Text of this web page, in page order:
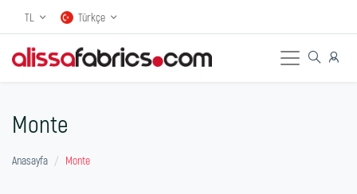
TL Türkçe
Monte
Anasayfa Monte